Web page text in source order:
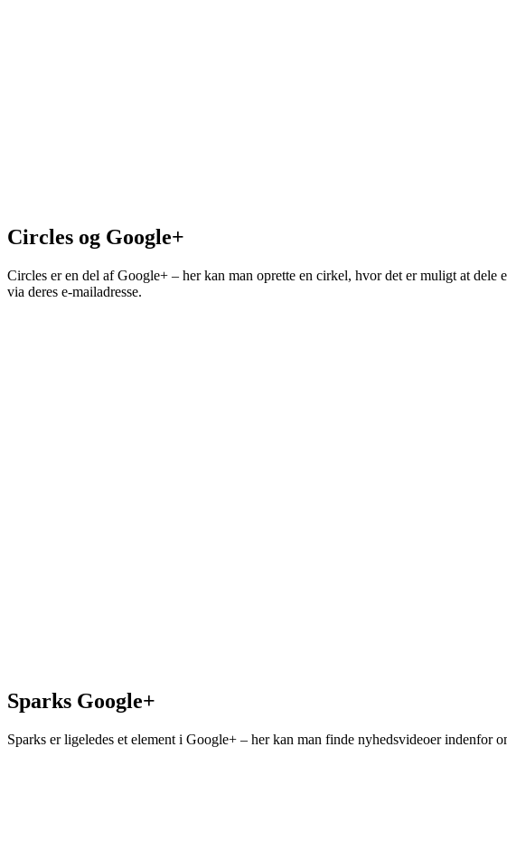
Circles og Google+
Circles er en del af Google+ – her kan man oprette en cirkel, hvor det er muligt at
via deres e-mailadresse.
Sparks Google+
Sparks er ligeledes et element i Google+ – her kan man finde nyhedsvideoer indenfor